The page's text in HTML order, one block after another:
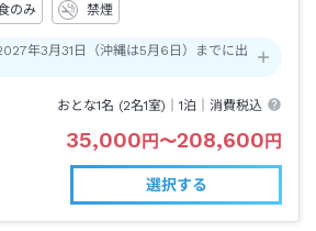
のみ 禁煙
年3月31日（沖縄は5月6日）までに出
おとな1名 (2名1室)｜1泊 ｜消費税込
35,000円〜208,600円
選択する